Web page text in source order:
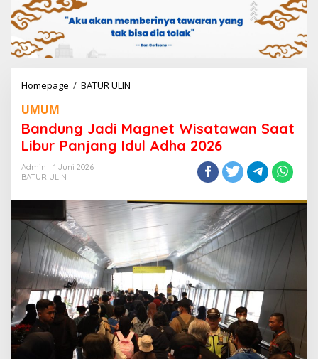
Homepage / BATUR ULIN
Wisatawan
Saat
Libur
2026
UMUM
Bandung Jadi Magnet Wisatawan Saat
Libur Panjang Idul Adha 2026
Admin
1 Juni 2026
BATUR ULIN